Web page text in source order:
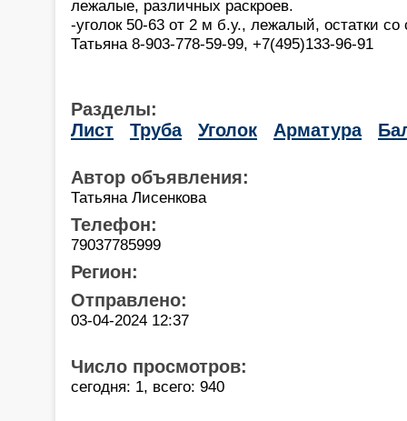
лежалые, различных раскроев.
-уголок 50-63 от 2 м б.у., лежалый, остатки со
Татьяна 8-903-778-59-99, +7(495)133-96-91
Разделы:
Лист
Труба Уголок Арматура
Автор объявления:
Татьяна Лисенкова
Телефон:
79037785999
Регион:
Отправлено:
03-04-2024 12:37
Число просмотров:
сегодня: 1, всего: 940